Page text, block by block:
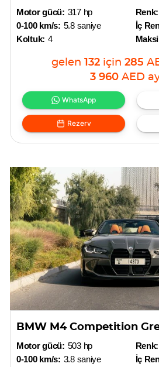
Motor gücü: 317 hp
0-100 km/s: 5.8 saniye
Koltuk: 4
Renk:
İç
gelen 132 için 285
3 960 AED
WhatsApp
Rezerv
BMW M4 Competition
Motor gücü: 503 hp
0-100 km/s: 3.8 saniye
Renk:
İç